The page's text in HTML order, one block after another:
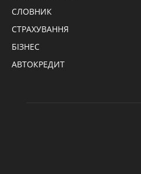
СЛОВНИК
СТРАХУВАННЯ
БІЗНЕС
АВТОКРЕДИТ